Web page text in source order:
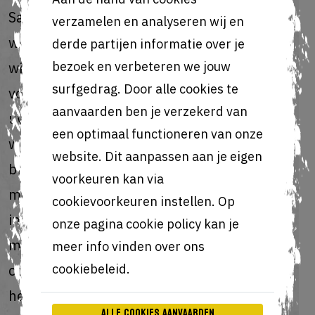
Safari kan u in de instellingen bepalen
welke cookies u op uw computer of toestel
wil toestaan. U kan in elke browser er ook
voor kiezen om alle cookies die reeds op
uw computer staan te verwijderen. Let er
wel op dat u deze instellingen voor elke
browser op elk toestel dat u gebruikt apart
moet aanpassen. Indien u ervoor kiest om
in uw browser geen enkele soort cookies
meer toe te laten, inclusief functionele
cookies, kan dit een negatieve impact
hebben op de werking van onze websites.
verzamelen en analyseren wij en
derde partijen informatie over je
bezoek en verbeteren we jouw
surfgedrag. Door alle cookies te
aanvaarden ben je verzekerd van
een optimaal functioneren van onze
website. Dit aanpassen aan je eigen
voorkeuren kan via
cookievoorkeuren instellen. Op
onze pagina cookie policy kan je
meer info vinden over ons
cookiebeleid.